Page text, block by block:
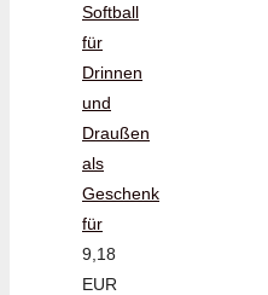
Softball
für
Drinnen
und
Draußen
als
Geschenk
für
9,18
EUR